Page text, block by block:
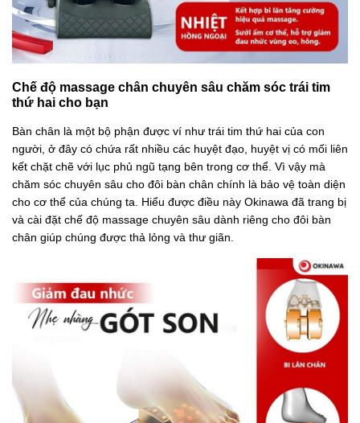
Chế độ massage chân chuyên sâu chăm sóc trái tim
thứ hai cho bạn
Bàn chân là một bộ phận được ví như trái tim thứ hai của con
người, ở đây có chứa rất nhiều các huyệt đạo, huyệt vị có mối liên
kết chặt chẽ với lục phủ ngũ tạng bên trong cơ thể. Vì vậy mà
chăm sóc chuyên sâu cho đôi bàn chân chính là bảo vệ toàn diện
cho cơ thể của chúng ta. Hiểu được điều này Okinawa đã trang bị
và cài đặt chế độ massage chuyên sâu dành riêng cho đôi bàn
chân giúp chúng được thả lỏng và thư giãn.